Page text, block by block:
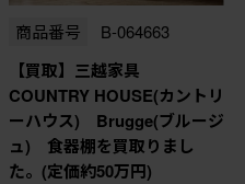
商品番号 B-064663
【買取】三越家具
COUNTRY HOUSE(カントリ
ーハウス) Brugge(ブルージ
ュ) 食器棚を買取りまし
た。(定価約50万円)